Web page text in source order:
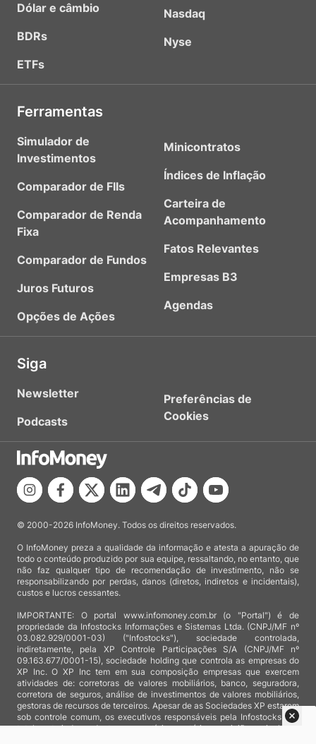
Dólar e câmbio
BDRs
ETFs
Nasdaq
Nyse
Ferramentas
Simulador de
Investimentos
Comparador de FIIs
Comparador de Renda
Fixa
Comparador de Fundos
Juros Futuros
Opções de Ações
Minicontratos
Índices de Inflação
Carteira de
Acompanhamento
Fatos Relevantes
Empresas B3
Agendas
Siga
Newsletter
Podcasts
Preferências de
Cookies
© 2000-2026 InfoMoney. Todos os direitos reservados.
O InfoMoney preza a qualidade da informação e atesta a apuração de
todo o conteúdo produzido por sua equipe, ressaltando, no entanto, que
não faz qualquer tipo de recomendação de investimento, não se
responsabilizando por perdas, danos (diretos, indiretos e incidentais),
custos e lucros cessantes.
IMPORTANTE: O portal www.infomoney.com.br (o "Portal") é de
propriedade da Infostocks Informações e Sistemas Ltda. (CNPJ/MF nº
03.082.929/0001-03) ("Infostocks"), sociedade controlada,
indiretamente, pela XP Controle Participações S/A (CNPJ/MF nº
09.163.677/0001-15), sociedade holding que controla as empresas do
XP Inc. O XP Inc tem em sua composição empresas que exercem
atividades de: corretoras de valores mobiliários, banco, seguradora,
corretora de seguros, análise de investimentos de valores mobiliários,
gestoras de recursos de terceiros. Apesar de as Sociedades XP estarem
sob controle comum, os executivos responsáveis pela Infostocks são
totalmente independentes e as notícias, matérias e opiniões veiculadas